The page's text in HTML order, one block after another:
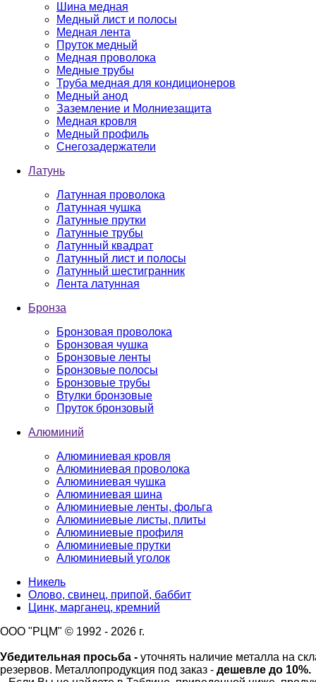
Шина медная
Медный лист и полосы
Медная лента
Пруток медный
Медная проволока
Медные трубы
Труба медная для кондиционеров
Медный анод
Заземление и Молниезащита
Медная кровля
Медный профиль
Снегозадержатели
Латунь
Латунная проволока
Латунная чушка
Латунные прутки
Латунные трубы
Латунный квадрат
Латунный лист и полосы
Латунный шестигранник
Лента латунная
Бронза
Бронзовая проволока
Бронзовая чушка
Бронзовые ленты
Бронзовые полосы
Бронзовые трубы
Втулки бронзовые
Пруток бронзовый
Алюминий
Алюминиевая кровля
Алюминиевая проволока
Алюминиевая чушка
Алюминиевая шина
Алюминиевые ленты, фольга
Алюминиевые листы, плиты
Алюминиевые профиля
Алюминиевые прутки
Алюминиевый уголок
Никель
Олово, свинец, припой, баббит
Цинк, марганец, кремний
ООО "РЦМ" © 1992 - 2026 г.
Убедительная просьба - уточнять наличие металла на
резервов. Металлопродукция под заказ - дешевле до 10%.